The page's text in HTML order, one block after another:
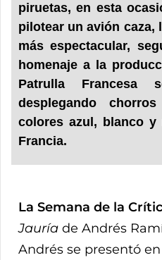
piruetas, en esta
pilotear un avión caza,
más espectacular,
homenaje a la
Patrulla Francesa
desplegando
colores azul, blanco
Francia.
La Semana de la
Jauría de Andrés
Andrés se presentó